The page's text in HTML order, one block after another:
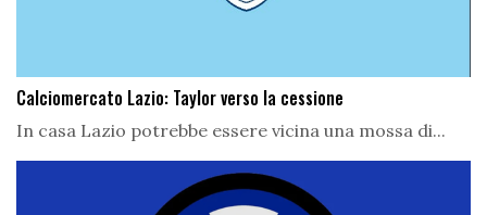
Calciomercato Lazio: Taylor verso la cessione
In casa Lazio potrebbe essere vicina una mossa di...